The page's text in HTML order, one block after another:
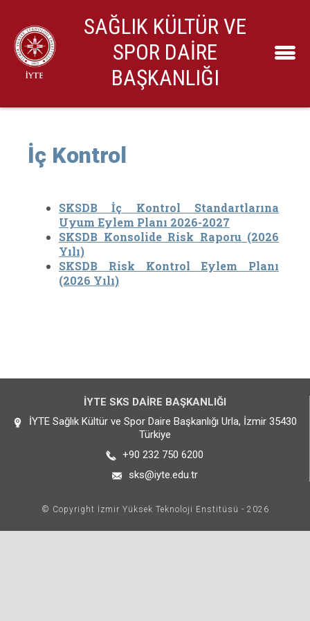
SAĞLIK KÜLTÜR VE
SPOR DAİRE
BAŞKANLIĞI
İç Kontrol
SKSDB İç Kontrol Standartlarına
Uyum Eylem Planı 2026-2027
SKSDB Konsolide Risk Raporu (2026
Yılı)
SKSDB Risk Kontrol Eylem Planı
(2026 Yılı)
İYTE SKS DAİRE BAŞKANLIĞI
İYTE Sağlık Kültür ve Spor Daire Başkanlığı Urla, İzmir 35430
Türkiye
+90 232 750 6200
sks@iyte.edu.tr
© Copyright İzmir Yüksek Teknoloji Enstitüsü - 2026